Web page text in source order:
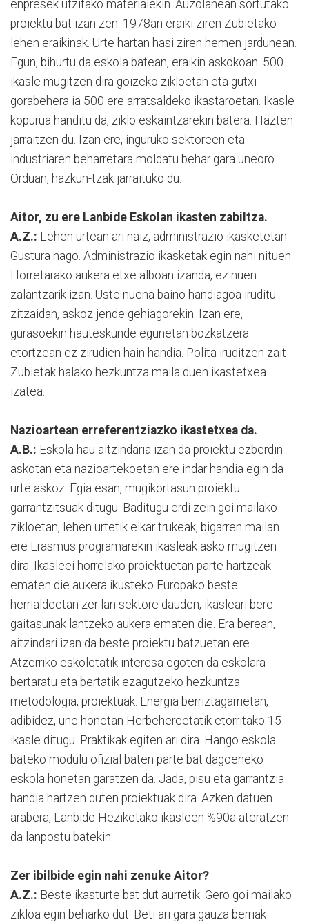
enpresek utzitako materialekin. Auzolanean sortutako
proiektu bat izan zen. 1978an eraiki ziren Zubietako
lehen eraikinak. Urte hartan hasi ziren hemen jardunean.
Egun, bihurtu da eskola batean, eraikin askokoan. 500
ikasle mugitzen dira goizeko zikloetan eta gutxi
gorabehera ia 500 ere arratsaldeko ikastaroetan. Ikasle
kopurua handitu da, ziklo eskaintzarekin batera. Hazten
jarraitzen du. Izan ere, inguruko sektoreen eta
industriaren beharretara moldatu behar gara uneoro.
Orduan, hazkun-tzak jarraituko du.
Aitor, zu ere Lanbide Eskolan ikasten zabiltza.
A.Z.: Lehen urtean ari naiz, administrazio ikasketetan.
Gustura nago. Administrazio ikasketak egin nahi nituen.
Horretarako aukera etxe alboan izanda, ez nuen
zalantzarik izan. Uste nuena baino handiagoa iruditu
zitzaidan, askoz jende gehiagorekin. Izan ere,
gurasoekin hauteskunde egunetan bozkatzera
etortzean ez zirudien hain handia. Polita iruditzen zait
Zubietak halako hezkuntza maila duen ikastetxea
izatea.
Nazioartean erreferentziazko ikastetxea da.
A.B.: Eskola hau aitzindaria izan da proiektu ezberdin
askotan eta nazioartekoetan ere indar handia egin da
urte askoz. Egia esan, mugikortasun proiektu
garrantzitsuak ditugu. Baditugu erdi zein goi mailako
zikloetan, lehen urtetik elkar trukeak, bigarren mailan
ere Erasmus programarekin ikasleak asko mugitzen
dira. Ikasleei horrelako proiektuetan parte hartzeak
ematen die aukera ikusteko Europako beste
herrialdeetan zer lan sektore dauden, ikasleari bere
gaitasunak lantzeko aukera ematen die. Era berean,
aitzindari izan da beste proiektu batzuetan ere.
Atzerriko eskoletatik interesa egoten da eskolara
bertaratu eta bertatik ezagutzeko hezkuntza
metodologia, proiektuak. Energia berriztagarrietan,
adibidez, une honetan Herbehereetatik etorritako 15
ikasle ditugu. Praktikak egiten ari dira. Hango eskola
bateko modulu ofizial baten parte bat dagoeneko
eskola honetan garatzen da. Jada, pisu eta garrantzia
handia hartzen duten proiektuak dira. Azken datuen
arabera, Lanbide Heziketako ikasleen %90a ateratzen
da lanpostu batekin.
Zer ibilbide egin nahi zenuke Aitor?
A.Z.: Beste ikasturte bat dut aurretik. Gero goi mailako
zikloa egin beharko dut. Beti ari gara gauza berriak